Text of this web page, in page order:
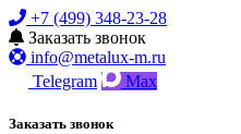
+7 (499) 348-23-28
Заказать звонок
info@metalux-m.ru
Telegram
Max
Заказать звонок